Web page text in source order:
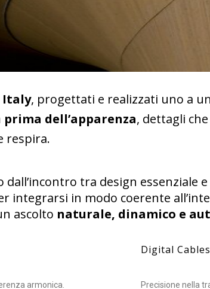
Italy, progettati e realizzati uno a
prima dell’apparenza, dettagli
respira.
dall’incontro tra design essenziale
integrarsi in modo coerente
ascolto naturale, dinamico e
Digital Cables
armonica. Precisione nella